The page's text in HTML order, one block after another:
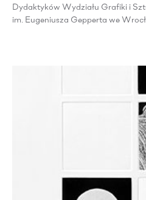
Dydaktyków Wydziału Grafiki i
im. Eugeniusza Gepperta we